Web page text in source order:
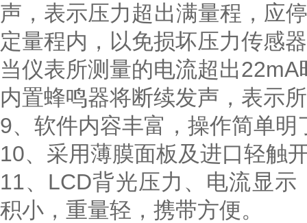
声，表示压力超出满量程，应
定量程内，以免损坏压力传感
当仪表所测量的电流超出
内置蜂鸣器将断续发声，表示
9、软件内容丰富，操作简单明
10、采用薄膜面板及进口轻触
11、LCD背光压力、电流显
积小，重量轻，携带方便。